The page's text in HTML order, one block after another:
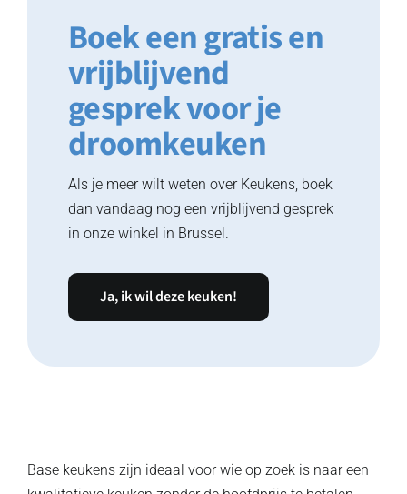
Boek een gratis en
vrijblijvend
gesprek voor je
droomkeuken
Als je meer wilt weten over Keukens, boek
dan vandaag nog een vrijblijvend gesprek
in onze winkel in Brussel.
Ja, ik wil deze keuken!
Base keukens zijn ideaal voor wie op zoek is naar een